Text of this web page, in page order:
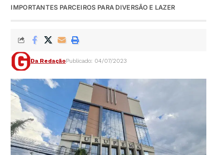
IMPORTANTES PARCEIROS PARA DIVERSÃO E LAZER
Da RedaçãoPublicado: 04/07/2023